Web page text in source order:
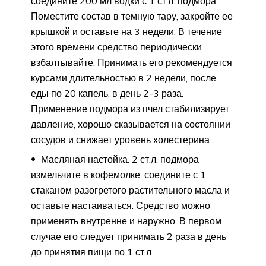
Поместите состав в темную тару, закройте ее
крышкой и оставьте на 3 недели. В течение
этого времени средство периодически
взбалтывайте. Принимать его рекомендуется
курсами длительностью в 2 недели, после
еды по 20 капель, в день 2-3 раза.
Применение подмора из пчел стабилизирует
давление, хорошо сказывается на состоянии
сосудов и снижает уровень холестерина.
Масляная настойка. 2 ст.л. подмора
измельчите в кофемолке, соедините с 1
стаканом разогретого растительного масла и
оставьте настаиваться. Средство можно
применять внутренне и наружно. В первом
случае его следует принимать 2 раза в день
до принятия пищи по 1 ст.л.